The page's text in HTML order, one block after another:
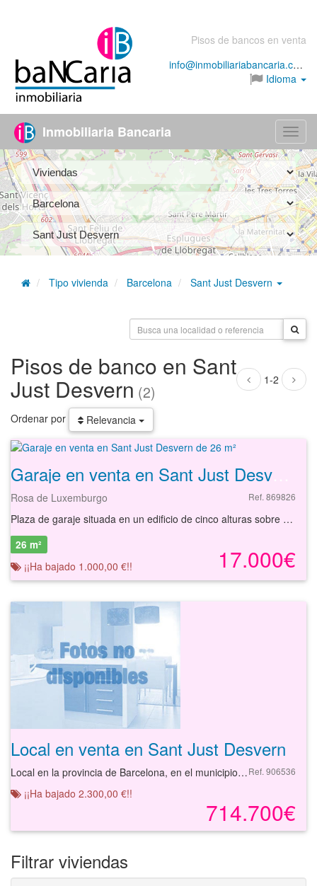
Pisos de bancos en venta
info@inmobiliariabancaria.com
Idioma
Menú
Inmobiliaria Bancaria
Tipo vivienda Barcelona Sant Just Desvern
1-2
Pisos de banco en Sant
Just Desvern (2)
Ordenar por Relevancia
Rosa de Luxemburgo Ref. 869826
Plaza de garaje situada en un edificio de cinco alturas sobre rasante y dos alturas bajo rasante, que fue construido en el a?o 2017. Con ascensor. La plaza de garaje esta ubicado en la localidad de Sant Just Desvern, en la provincia de Barcelona.
17.000€
26 m²
¡¡Ha bajado 1.000,00 €!!
Local en venta en Sant Just Desvern
Ref. 906536
Local en la provincia de Barcelona, en el municipio de Sant just desvern, en la calle CARRETERA REIAL.
714.700€
¡¡Ha bajado 2.300,00 €!!
Filtrar viviendas